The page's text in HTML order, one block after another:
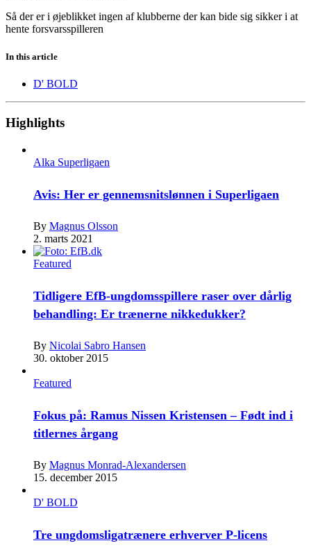
Så der er i øjeblikket ingen af klubberne der kan bide sig sikker i at
hente forsvarsspilleren
In this article
D' BOLD
Highlights
Alka Superligaen
Avis: Her er gennemsnitslønnen i Superligaen
By Magnus Olsson
2. marts 2021
Featured
Tidligere EfB-ungdomsspillere raser over dårlig
behandling: Er trænerne nikkedukker?
By Nicolai Sabro Hansen
30. oktober 2015
Featured
Fokus på: Ramus Nissen Kristensen – Født ind i
titlernes årgang
By Magnus Monrad-Alexandersen
15. december 2015
D' BOLD
Tre ungdomsligatrænere erhverver P-licens